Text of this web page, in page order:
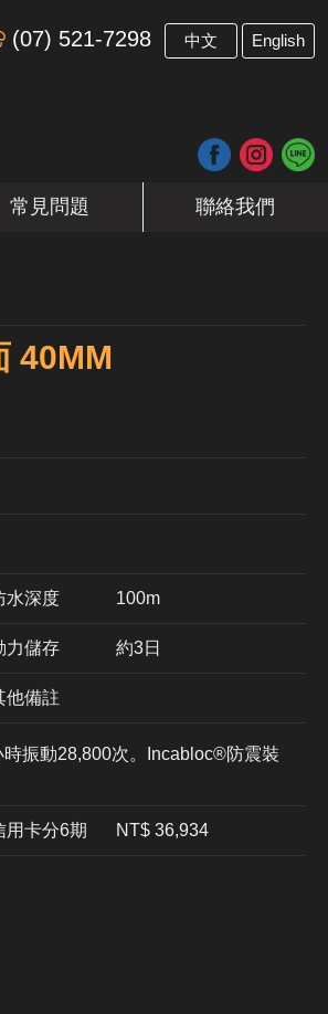
(07) 521-7298 中文 English
常見問題 聯絡我們
40MM
水深度 100m
力儲存 約3日
他備註
振動28,800次。Incabloc®防震裝
用卡分6期 NT$ 36,934